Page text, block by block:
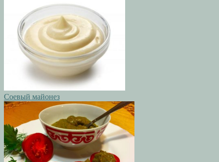
Соевый майонез